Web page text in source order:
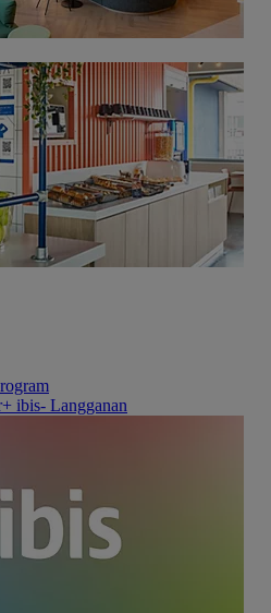
ibis- Langganan